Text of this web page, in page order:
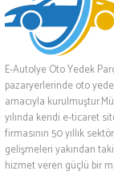
E-Autolye Oto Yedek
pazaryerlerinde oto
amacıyla
yılında kendi e-ticaret
firmasının 50 yıllık
gelişmeleri yakından
hizmet veren güçlü bir